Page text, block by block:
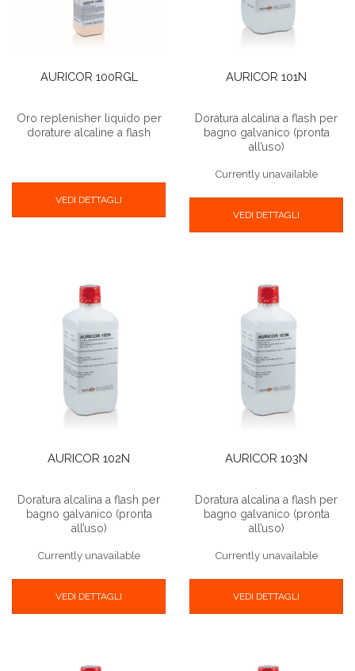
AURICOR 100RGL
Oro replenisher liquido per
dorature alcaline a flash
VEDI DETTAGLI
AURICOR 101N
Doratura alcalina a flash per
bagno galvanico (pronta
all’uso)
Currently unavailable
VEDI DETTAGLI
AURICOR 102N
Doratura alcalina a flash per
bagno galvanico (pronta
all’uso)
Currently unavailable
VEDI DETTAGLI
AURICOR 103N
Doratura alcalina a flash per
bagno galvanico (pronta
all’uso)
Currently unavailable
VEDI DETTAGLI